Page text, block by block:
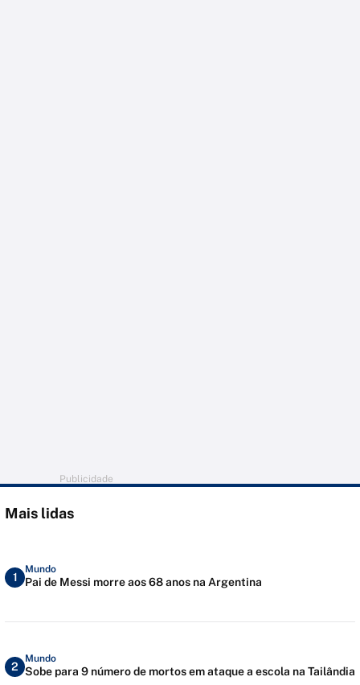
Publicidade
Mais lidas
1
Mundo
Pai de Messi morre aos 68 anos na Argentina
2
Mundo
Sobe para 9 número de mortos em ataque a escola na Tailândia